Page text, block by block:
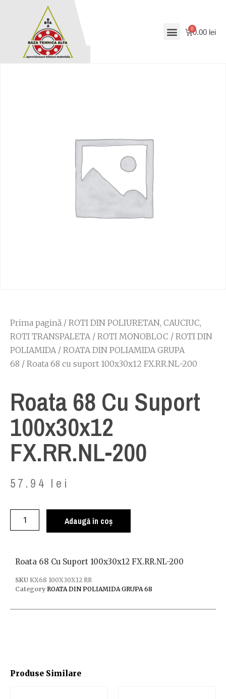
0.00 lei
Prima pagină / ROTI DIN POLIURETAN, CAUCIUC,
ROTI TRANSPALETA/ ROTI MONOBLOC / ROTI DIN
POLIAMIDA/ ROATA DIN POLIAMIDA GRUPA
68 / Roata 68 cu suport 100x30x12 FX.RR.NL-200
Roata 68 Cu Suport
100x30x12
FX.RR.NL-200
57.94 lei
Adaugă în coș
Produse Similare
Roata 68 Cu Suport 100x30x12 FX.RR.NL-200
SKU KX68 100X30X12 RR
Category ROATA DIN POLIAMIDA GRUPA 68